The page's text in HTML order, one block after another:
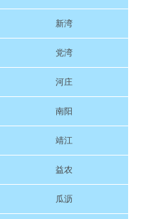
新湾
党湾
河庄
南阳
靖江
益农
瓜沥